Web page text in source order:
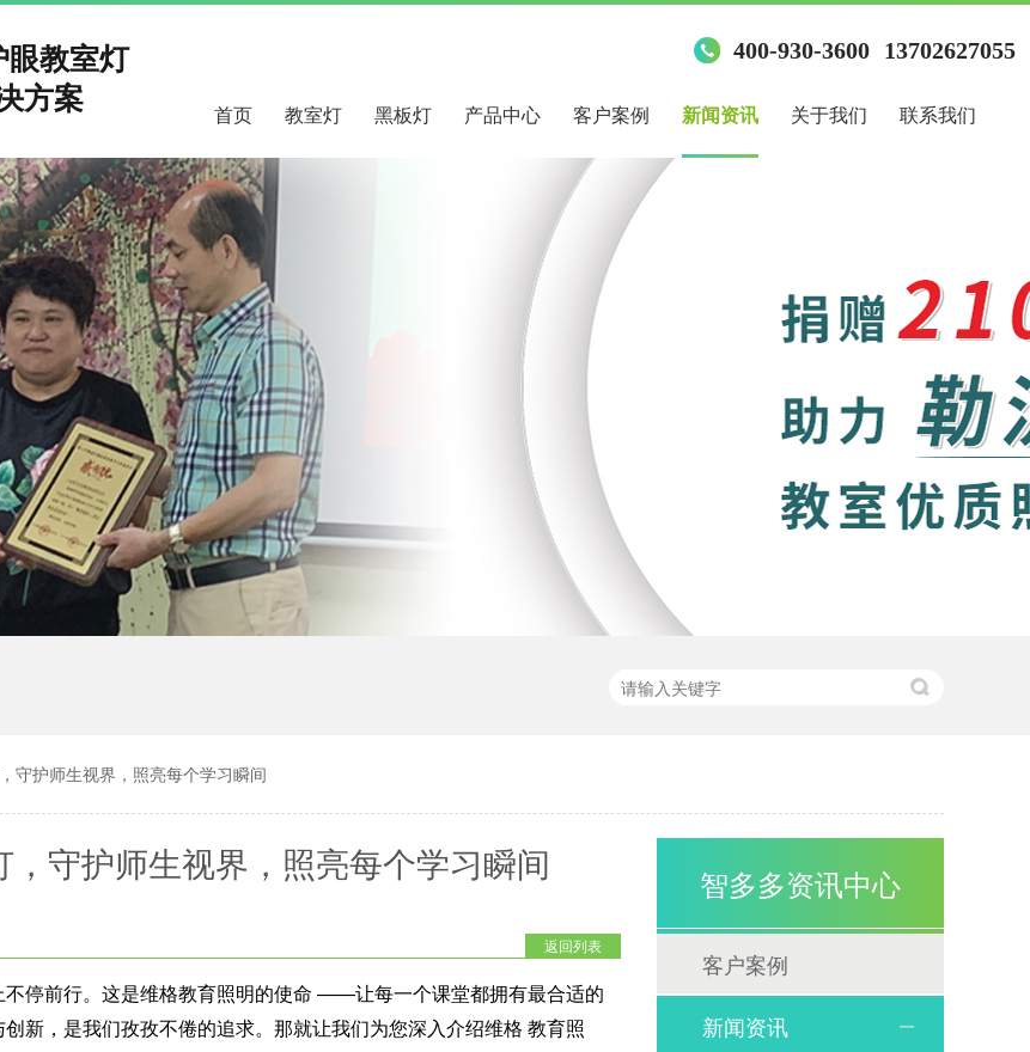
眼教室灯
方案
400-930-3600 13702627055
首页 教室灯 黑板灯 产品中心 客户案例 新闻资讯 关于我们 联系我们
守护师生视界，照亮每个学习瞬间
，守护师生视界，照亮每个学习瞬间
返回列表
停前行。这是维格教育照明的使命 ——让每一个课堂都拥有最合适的
新，是我们孜孜不倦的追求。那就让我们为您深入介绍维格 教育照
智多多资讯中心
客户案例
新闻资讯